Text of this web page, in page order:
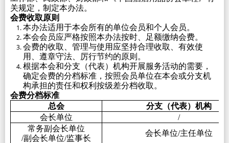
关规定，制定本办法。
会费收取原则
本办法适用于本会所有的单位会员和个人会员。
本会会员应严格按照本办法按时、足额缴纳会费。
会费的收取、管理与使用应坚持合理收取、有效使
用、遵章守法、厉行节约的原则。
根据本会和分支（代表）机构开展服务活动的需要，
确定会费的分档标准，按照会员单位在本会或分支机
构承担的责任和权利按级差分档收取。
会费分档标准
总会
分支（代表）机构
会长单位
/
常务副会长单位
/副会长单位/监事长
会长单位/主任单位